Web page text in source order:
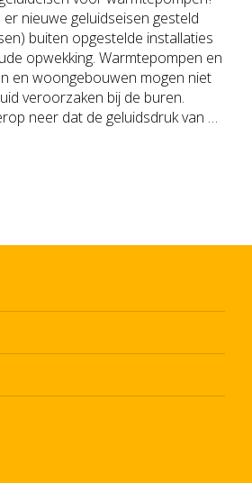
nieuwe geluidseisen gesteld
buiten opgestelde installaties
opwekking. Warmtepompen en
en woongebouwen mogen niet
veroorzaken bij de buren.
neer dat de geluidsdruk van …